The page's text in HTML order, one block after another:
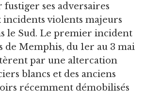
ses adversaires
incidents violents majeurs
le Sud. Le premier incident
de Memphis, du 1er au 3 mai
par une altercation
blancs et des anciens
récemment démobilisés